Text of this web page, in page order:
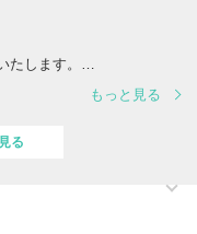
たします。
、ご入金確認後「2営業
もっと見る
る